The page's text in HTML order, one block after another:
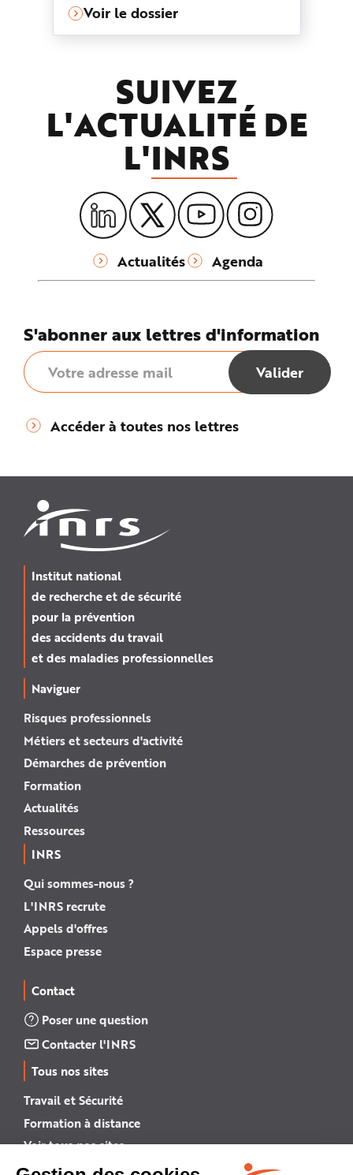
Voir le dossier
SUIVEZ
L'ACTUALITÉ DE
L'INRS
Actualités Agenda
S'abonner aux lettres d'information
Accéder à toutes nos lettres
Institut national
de recherche et de sécurité
pour la prévention
des accidents du travail
et des maladies professionnelles
Naviguer
Risques professionnels
Métiers et secteurs d'activité
Démarches de prévention
Formation
Actualités
Ressources
INRS
Qui sommes-nous ?
L'INRS recrute
Appels d'offres
Espace presse
Contact
Poser une question
Contacter l'INRS
Tous nos sites
Travail et Sécurité
Formation à distance
Voir tous nos sites →